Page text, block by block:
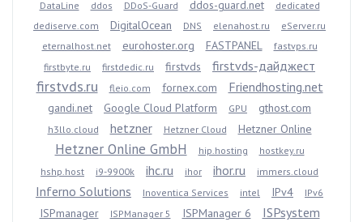
DataLine ddos DDoS-Guard ddos-guard.net
dedicated
dediserve.com
DigitalOcean DNS elenahost.ru
eServer.ru
eternalhost.net
eurohoster.org FASTPANEL
fastvps.ru
firstbyte.ru
firstdedic.ru firstvds firstvds-дайджест
firstvds.ru fleio.com fornex.com Friendhosting.net
gandi.net Google Cloud Platform GPU gthost.com
h3llo.cloud hetzner Hetzner Cloud Hetzner Online
Hetzner Online GmbH hip.hosting
hostkey.ru
hshp.host
i9-9900k ihc.ru ihor ihor.ru immers.cloud
Inferno Solutions Inoventica Services intel IPv4 IPv6
ISPmanager ISPManager 5 ISPManager 6 ISPsystem